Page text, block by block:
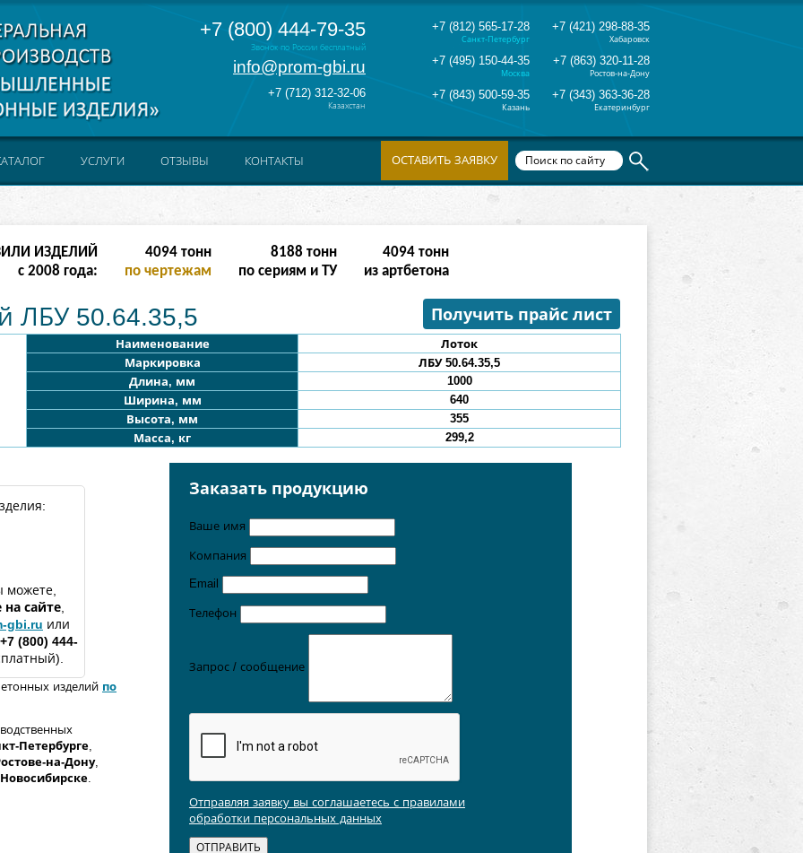
+7 (800) 444-79-35
Звонок по России бесплатный
info@prom-gbi.ru
+7 (712) 312-32-06
Казахстан
+7 (812) 565-17-28
Санкт-Петербург
+7 (421) 298-88-35
Хабаровск
+7 (495) 150-44-35
Москва
+7 (863) 320-11-28
Ростов-на-Дону
+7 (843) 500-59-35
Казань
+7 (343) 363-36-28
Екатеринбург
УСЛУГИ ОТЗЫВЫ КОНТАКТЫ ОСТАВИТЬ ЗАЯВКУ
ИЗДЕЛИЙ
с 2008 года:
8190тонн
по чертежам
16380 тонн
по сериям и ТУ
8190тонн
из артбетона
Получить прайс лист
ЛБУ 50.64.35,5
Наименование
Лоток
Маркировка
ЛБУ 50.64.35,5
Длина, мм
1000
Ширина, мм
640
Высота, мм
355
Масса, кг
299,2
можете,
на сайте,
gbi.ru или
+7 (800) 444-
изделий по
Петербурге,
на-Дону,
.
Заказать продукцию
Ваше имя
Компания
Email
Телефон
Запрос / сообщение
Отправляя заявку вы соглашаетесь с правилами
обработки персональных данных